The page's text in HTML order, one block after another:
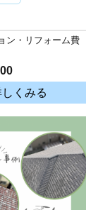
ン・リフォーム費
くみる